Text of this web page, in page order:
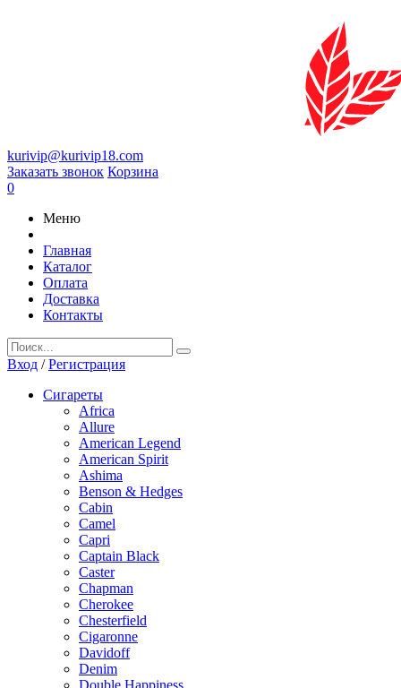
kurivip@kurivip18.com
Заказать звонок Корзина
0
Меню
Главная
Каталог
Оплата
Доставка
Контакты
Вход /Регистрация
Сигареты
Africa
Allure
American Legend
American Spirit
Ashima
Benson & Hedges
Cabin
Camel
Capri
Captain Black
Caster
Chapman
Cherokee
Chesterfield
Cigaronne
Davidoff
Denim
Double Happiness